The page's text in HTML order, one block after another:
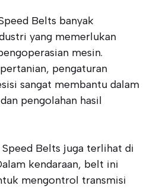
Belts banyak
yang memerlukan
mesin.
pengaturan
sangat membantu dalam
pengolahan hasil
Speed Belts juga terlihat di
kendaraan, belt ini
mengontrol transmisi